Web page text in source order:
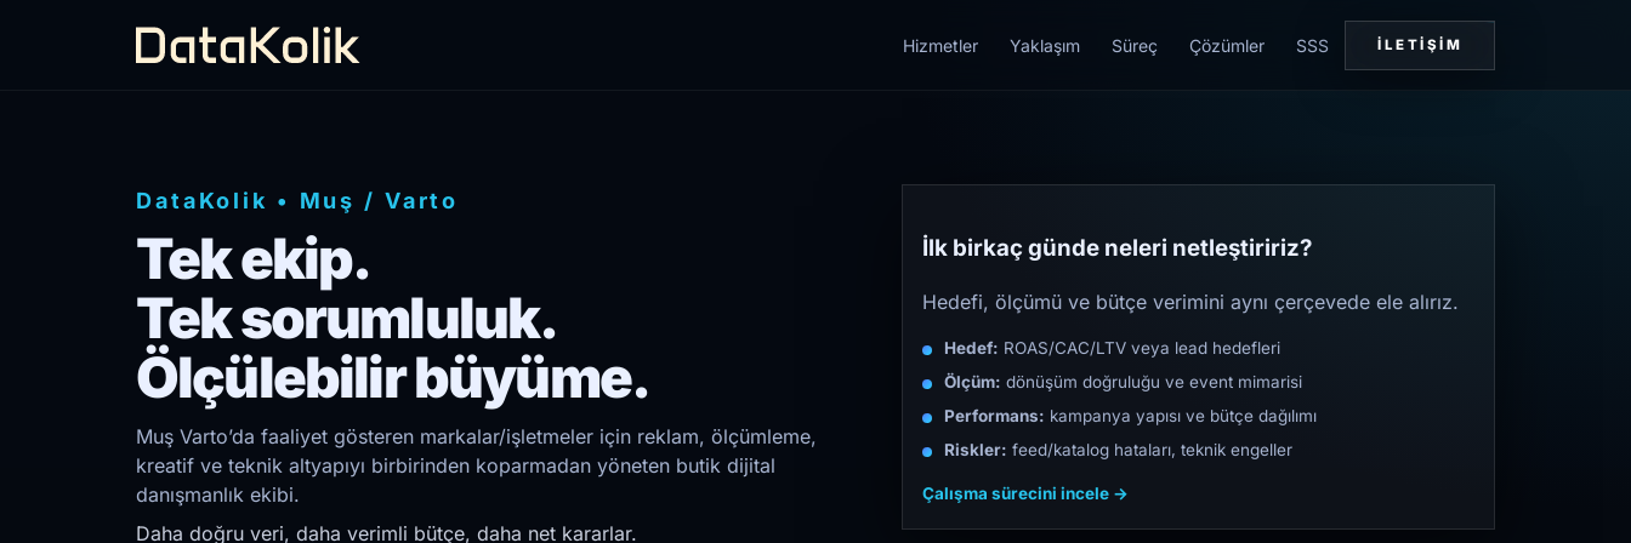
Hizmetler Yaklaşım Süreç Çözümler SSS İLETIŞIM
DataKolik • Muş / Varto
Tek ekip.
Tek sorumluluk.
Ölçülebilir büyüme.
Muş Varto’da faaliyet gösteren markalar/işletmeler için reklam, ölçümleme,
kreatif ve teknik altyapıyı birbirinden koparmadan yöneten butik dijital
danışmanlık ekibi.
Daha doğru veri, daha verimli bütçe, daha net kararlar.
İlk birkaç günde neleri netleştiririz?
Hedefi, ölçümü ve bütçe verimini aynı çerçevede ele alırız.
Hedef: ROAS/CAC/LTV veya lead hedefleri
Ölçüm: dönüşüm doğruluğu ve event mimarisi
Performans: kampanya yapısı ve bütçe dağılımı
Riskler: feed/katalog hataları, teknik engeller
Çalışma sürecini incele →